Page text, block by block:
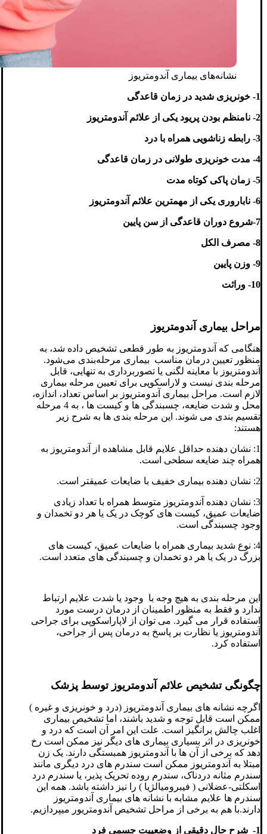
نشانه‌های بیماری آندومتریوز
1- خونریزی شدید در زمان قاعدگی
2- نامنظم بودن پریود یکی از علائم آندومتریوز
3- رابطه زناشویی همراه با درد
4- مدت خونریزی طولانی در زمان قاعدگی
5- زمان پاکی کوتاه مدت
6- ناباروری یکی از مهمترین علائم آندومتریوز
7-شروع دوران قاعدگی از سن پایین
8- مصرف الکل
9- وزن پایین
10- وراثت
مراحل بیماری آندومتریوز
هنگامی که آندومتریوز به طور قطعی تشخیص داده شد، به
منظور تعیین درمان مناسب بیماری مرحله‌بندی می‌شود.
آندومتریوز با معاینه لگنی یا تصوربرداری به تنهایی، قابل
مرحله بندی نیست و لاراسکوپی برای تعیین مرحله بیماری
لازم است. مراحل بیماری آندومتریوز بر اساس تعداد، اندازه،
محل و شدت ضایعه، چسبندگی ها و کیست ها ، به 4 مرحله
تقسیم بندی می شوند. این مرحله بندی ها به شرح زیر
هستند:
1: نشان دهنده حداقل علایم قابل مشاهده از آندومتریوز به
همراه چند ضایعه سطحی است.
2: نشان دهنده بیماری خفیف با ضایعات عمیقتر است.
3: نشان دهنده آندومتریوز متوسط همراه با تعداد زیادی
ضایعات عمیق، کیست های کوچک در یک یا هر دو تخمدان و
وجود چسبندگی است.
4: نوع شدید بیماری همراه با ضایعات عمیق، کیست های
بزرگ در یک یا هر دو تخمدان و چسبندگی های متعدد است.
این مرحله بندی به هیچ وجه با وجود یا شدت علایم ارتباط
ندارد و فقط به منظور اطمینان از درمان درست مورد
استفاده قرار می گیرد. می توان از لاپاراسکوپی برای جراحی
آندومتریوز یا نظارت بر پاسخ به درمان پس از جراحی،
استفاده کرد.
چگونگی تشخیص علائم آندومتریوز توسط پزشک
اگرچه نشانه های بیماری آندومتریوز (درد و خونریزی و غیره )
ممکن است قابل توجه و شدید باشند، اما تشخیص بیماری
اغلب چالش برانگیز است. علت این امر آن است که درد و
خونریزی در اثر بسیاری بیماری های دیگر نیز ممکن است رخ
دهد که برخی از آن ها با آندومتریوز همبستگی دارند. یک زن
مبتلا به آندومتریوز ممکن است سندرم های درد دیگری مانند
سندرم مثانه دردناک، سندرم روده تحریک پذیر، یا سندرم درد
اسکلتی-عضلانی ( فیبرومیالژیا ) را نیز داشته باشد. همه این
سندرم ها علایم مشابه با نشانه های بیماری آندومتریوز
دارند.با هم به برخی از مراحل تشخیص آندومتریور میپردازیم.
1- شرح حال دقیقی از وضعییت جسمی فرد